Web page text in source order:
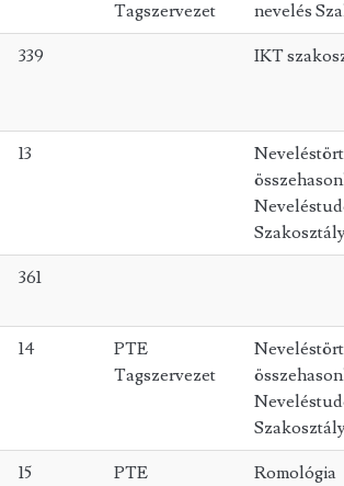
Tagszervezet nevelés
339 IKT
13
361
14
PTE
Tagszervezet
15
PTE
Romológia